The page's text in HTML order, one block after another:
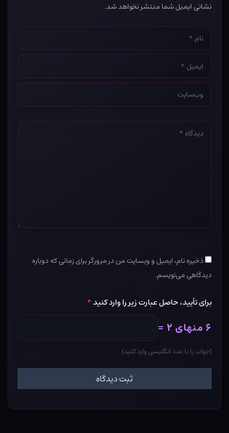
نشانی ایمیل شما منتشر نخواهد شد.
نام
*
ایمیل
*
وب‌سایت
*
دیدگاه
ذخیره نام، ایمیل و وبسایت من در مرورگر برای زمانی که دوباره
دیدگاهی می‌نویسم.
برای تأیید، حاصل عبارت زیر را وارد کنید*
۶ منهای ۲ =
(جواب را با عدد انگلیسی وارد کنید)